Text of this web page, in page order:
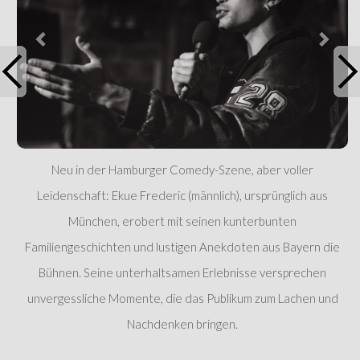
Neu in der Hamburger Comedy-Szene, aber voller
Leidenschaft: Ekue Frederic (männlich), ursprünglich aus
München, erobert mit seinen kunterbunten
Familiengeschichten und lustigen Anekdoten aus Bayern die
Bühnen. Seine unterhaltsamen Erlebnisse versprechen
unvergessliche Momente, die das Publikum zum Lachen und
Nachdenken bringen.